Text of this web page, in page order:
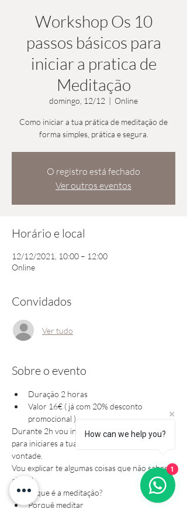
Workshop Os 10
passos básicos para
iniciar a pratica de
Meditação
domingo, 12/12
  |
Online
Como iniciar a tua prática de meditação de
forma simples, prática e segura.
O registro está fechado
Ver outros eventos
Horário e local
12/12/2021, 10:00 – 12:00
Online
Convidados
Ver tudo
Sobre o evento
Duração 2 horas
Valor 16€ ( já com 20% desconto
promocional )
Durante 2h vou indicar-te a melhor forma
para iniciares a tua pratica de meditação, com
vontade.
Vou explicar te algumas coisas que não sabes …
ainda!
O que é a meditação?
Porquê meditar
How can we help you?
1